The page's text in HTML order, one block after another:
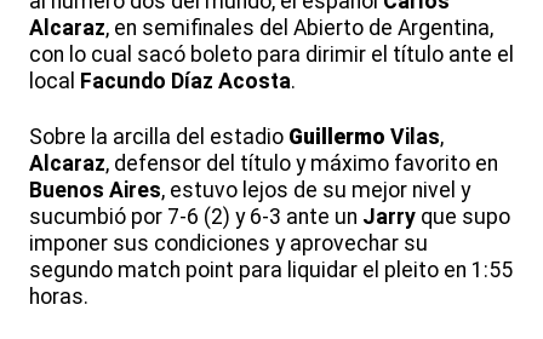
Alcaraz, en semifinales del Abierto de Argentina,
con lo cual sacó boleto para dirimir el título ante el
local Facundo Díaz Acosta.
Sobre la arcilla del estadio Guillermo Vilas,
Alcaraz, defensor del título y máximo favorito en
Buenos Aires, estuvo lejos de su mejor nivel y
sucumbió por 7-6 (2) y 6-3 ante un Jarry que supo
imponer sus condiciones y aprovechar su
segundo match point para liquidar el pleito en 1:55
horas.